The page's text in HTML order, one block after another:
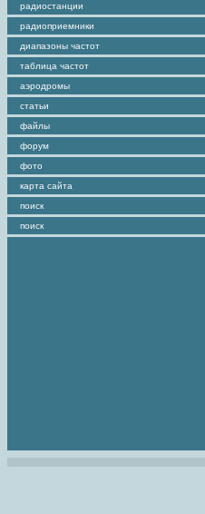
радиостанции
радиоприемники
диапазоны частот
таблица частот
аэродромы
статьи
файлы
форум
фото
карта сайта
поиск
поиск